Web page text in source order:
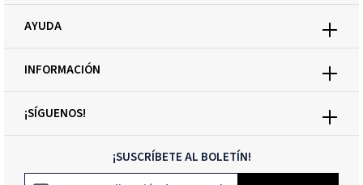
¡SUSCRÍBETE AL BOLETÍN!
Dirección de correo electrónico*
¡SÍGUENOS!
AYUDA
INFORMACIÓN